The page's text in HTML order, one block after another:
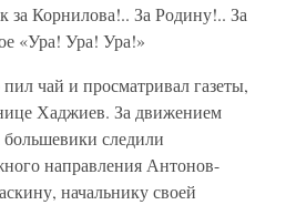
Корнилова!.. За Родину!.. За
«Ура! Ура! Ура!»
чай и просматривал газеты,
Хаджиев. За движением
следили
направления Антонов-
начальнику своей